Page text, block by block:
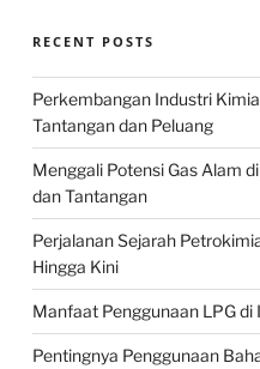
RECENT POSTS
Perkembangan Industri
Tantangan dan Peluang
Menggali Potensi Gas Alam
dan Tantangan
Perjalanan Sejarah
Hingga Kini
Manfaat Penggunaan LPG di
Pentingnya Penggunaan